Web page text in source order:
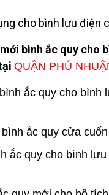
cho bình lưu điện
bình ắc quy cho
QUẬN PHÚ
ắc quy cho bình
ắc quy cửa cuốn
ắc quy cho bình